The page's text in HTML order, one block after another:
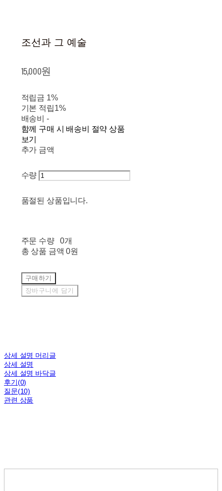
조선과 그 예술
15,000원
적립금 1%
기본 적립1%
배송비 -
함께 구매 시 배송비 절약 상품
보기
추가 금액
수량
품절된 상품입니다.
주문 수량
0개
총 상품 금액 0원
구매하기
장바구니에 담기
상세 설명 머리글
상세 설명
상세 설명 바닥글
후기(0)
질문(10)
관련 상품